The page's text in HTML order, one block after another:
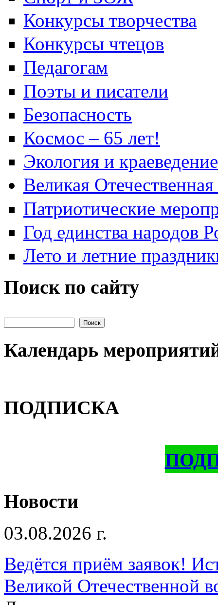
Конкурсы творчества
Конкурсы чтецов
Педагогам
Поэты и писатели
Безопасность
Космос – 65 лет!
Экология и краеведение
Великая
Патриотические
Год единства народов
Лето и летние
Поиск по сайту
Календарь
ПОДПИСКА
Новости
03.08.2026 г.
Ведётся приём заявок!
Великой Отечественной